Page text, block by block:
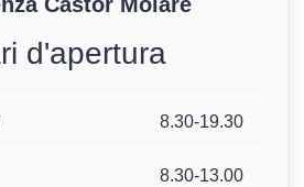
d'apertura
8.30-19.30
8.30-13.00